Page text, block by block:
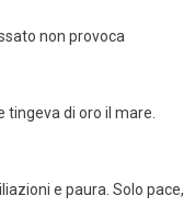
non provoca
tingeva di oro il mare.
e paura. Solo pace,